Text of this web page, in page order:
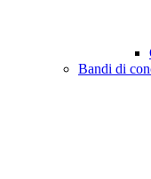
Bandi di